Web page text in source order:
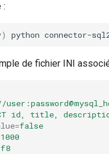
:
) python connector-
de fichier INI
id, title,
=false
1000